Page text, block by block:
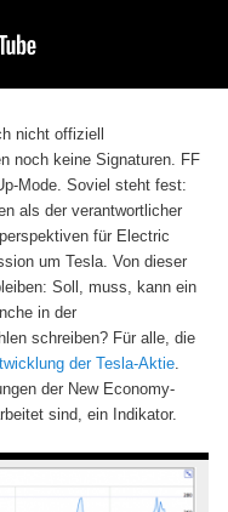
nicht offiziell
noch keine Signaturen. FF
Mode. Soviel steht fest:
als der verantwortlicher
für Electric
um Tesla. Von dieser
Soll, muss, kann ein
in der
schreiben? Für alle, die
der Tesla-Aktie.
der New Economy-
sind, ein Indikator.